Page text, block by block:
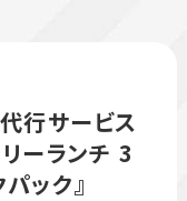
行サービス
ーランチ 3
ック』